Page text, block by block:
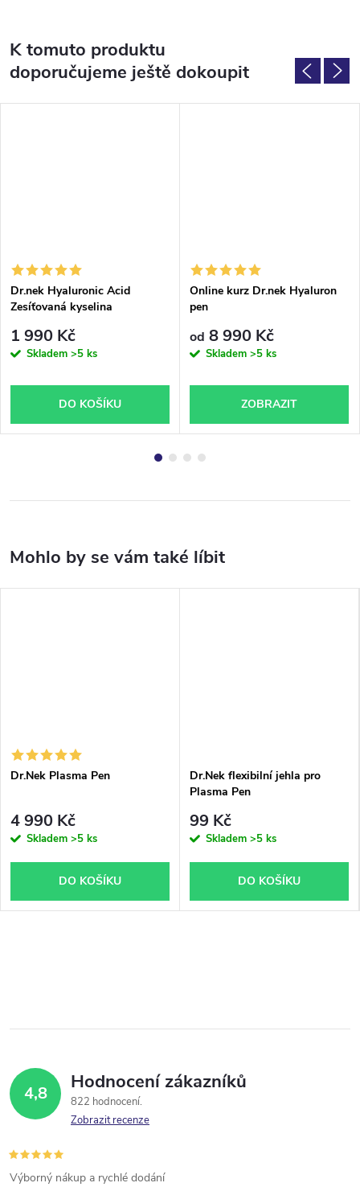
K tomuto produktu
doporučujeme ještě dokoupit
Dr.nek Hyaluronic Acid
Zesíťovaná kyselina
1 990 Kč
Skladem >5 ks
DO KOŠÍKU
Online kurz Dr.nek Hyaluron
pen
od 8 990 Kč
Skladem >5 ks
ZOBRAZIT
Dr.Nek Plasma Pen
4 990 Kč
Skladem >5 ks
DO KOŠÍKU
Dr.Nek flexibilní jehla pro
Plasma Pen
99 Kč
Skladem >5 ks
DO KOŠÍKU
4,8 Hodnocení zákazníků
822 hodnocení
Zobrazit recenze
Výborný nákup a rychlé dodání